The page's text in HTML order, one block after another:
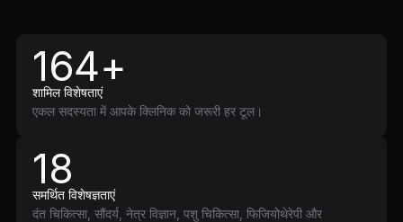
164+
शामिल विशेषताएं
एकल सदस्यता में आपके क्लिनिक को जरूरी हर टूल।
18
समर्थित विशेषज्ञताएं
दंत चिकित्सा, सौंदर्य, नेत्र विज्ञान, पशु चिकित्सा, फिजियोथेरेपी और